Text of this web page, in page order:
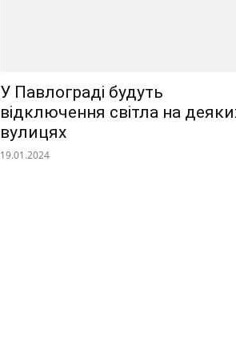
У Павлограді будуть
відключення світла на
вулицях
19.01.2024